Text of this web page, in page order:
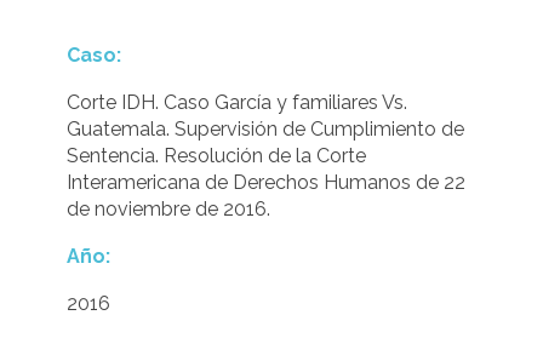
Caso:
Corte IDH. Caso García y familiares Vs.
Guatemala. Supervisión de Cumplimiento de
Sentencia. Resolución de la Corte
Interamericana de Derechos Humanos de 22
de noviembre de 2016.
Año:
2016